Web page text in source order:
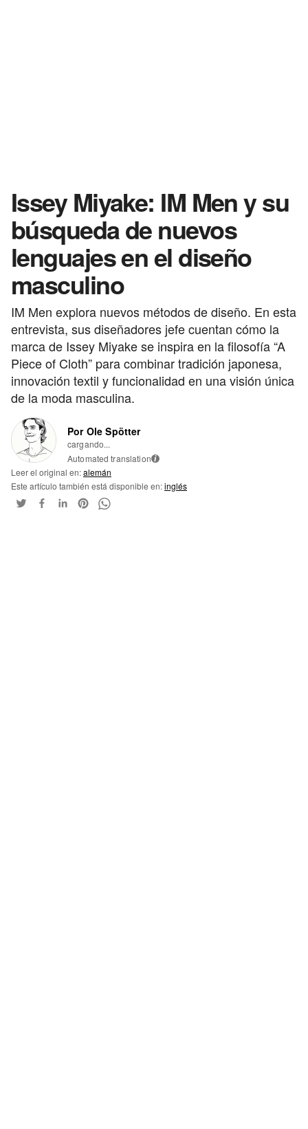
Issey Miyake: IM Men y su
búsqueda de nuevos
lenguajes en el diseño
masculino
IM Men explora nuevos métodos de diseño. En esta
entrevista, sus diseñadores jefe cuentan cómo la
marca de Issey Miyake se inspira en la filosofía “A
Piece of Cloth” para combinar tradición japonesa,
innovación textil y funcionalidad en una visión única
de la moda masculina.
Por Ole Spötter
cargando...
Automated translation i
Leer el original en:alemán
Este artículo también está disponible en:inglés